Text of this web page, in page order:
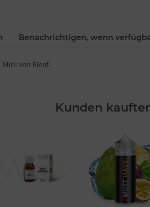
Benachrichtigen, wenn
von Eleaf.
Kunden